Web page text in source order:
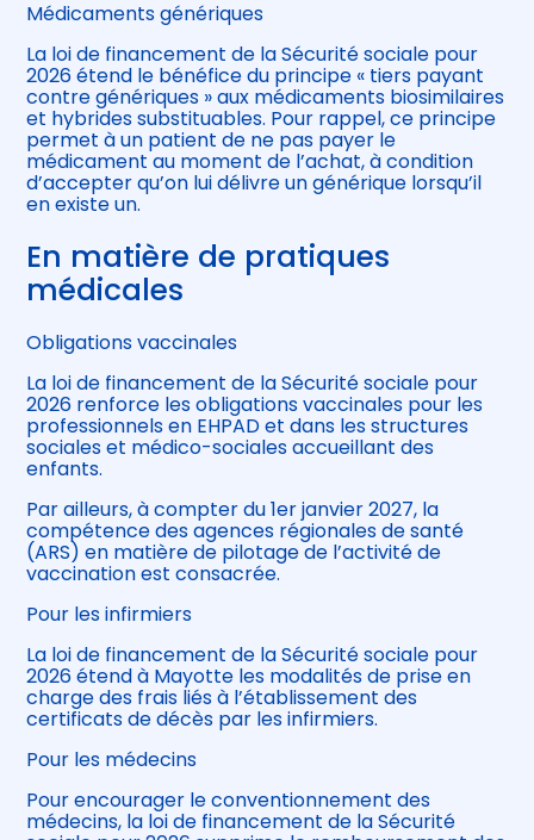
Médicaments génériques
La loi de financement de la Sécurité sociale pour
2026 étend le bénéfice du principe « tiers payant
contre génériques » aux médicaments biosimilaires
et hybrides substituables. Pour rappel, ce principe
permet à un patient de ne pas payer le
médicament au moment de l’achat, à condition
d’accepter qu’on lui délivre un générique lorsqu’il
en existe un.
En matière de pratiques
médicales
Obligations vaccinales
La loi de financement de la Sécurité sociale pour
2026 renforce les obligations vaccinales pour les
professionnels en EHPAD et dans les structures
sociales et médico-sociales accueillant des
enfants.
Par ailleurs, à compter du 1er janvier 2027, la
compétence des agences régionales de santé
(ARS) en matière de pilotage de l’activité de
vaccination est consacrée.
Pour les infirmiers
La loi de financement de la Sécurité sociale pour
2026 étend à Mayotte les modalités de prise en
charge des frais liés à l’établissement des
certificats de décès par les infirmiers.
Pour les médecins
Pour encourager le conventionnement des
médecins, la loi de financement de la Sécurité